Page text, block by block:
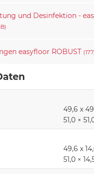
und Desinfektion -
easyfloor ROBUST
49,6 x
51,0 ×
49,6 x
51,0 ×